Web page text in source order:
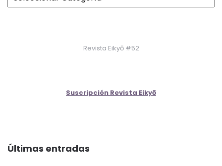
Revista Eikyō #52
Suscripción Revista Eikyō
Últimas entradas